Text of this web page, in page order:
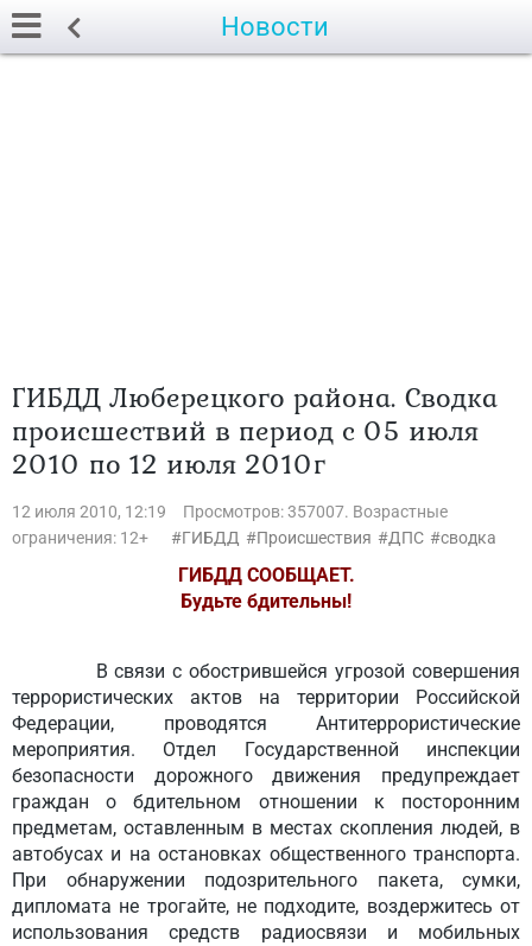
Новости
ГИБДД Люберецкого района. Сводка
происшествий в период с 05 июля
2010 по 12 июля 2010г
12 июля 2010, 12:19
Просмотров: 357007. Возрастные
ограничения: 12+
ГИБДД Происшествия ДПС сводка
ГИБДД СООБЩАЕТ.
Будьте бдительны!
В связи с обострившейся угрозой совершения
террористических актов на территории Российской
Федерации, проводятся Антитеррористические
мероприятия. Отдел Государственной инспекции
безопасности дорожного движения предупреждает
граждан о бдительном отношении к посторонним
предметам, оставленным в местах скопления людей, в
автобусах и на остановках общественного транспорта.
При обнаружении подозрительного пакета, сумки,
дипломата не трогайте, не подходите, воздержитесь от
использования средств радиосвязи и мобильных